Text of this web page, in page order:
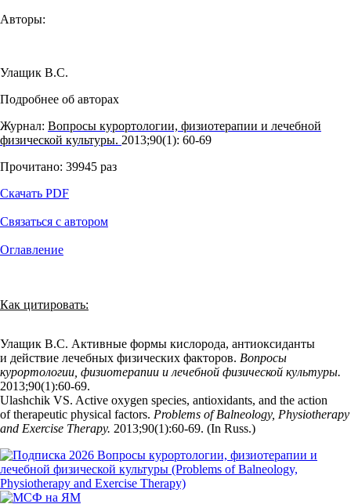
Авторы:
Улащик В.С.
Подробнее об авторах
Журнал: Вопросы курортологии, физиотерапии и лечебной
физической культуры. 2013;90(1): 60‑69
Прочитано: 39945 раз
Скачать PDF
Связаться с автором
Оглавление
Как цитировать:
Улащик В.С. Активные формы кислорода, антиоксиданты
и действие лечебных физических факторов. Вопросы
курортологии, физиотерапии и лечебной физической культуры.
2013;90(1):60‑69.
Ulashchik VS. Active oxygen species, antioxidants, and the action
of therapeutic physical factors. Problems of Balneology, Physiotherapy
and Exercise Therapy. 2013;90(1):60‑69. (In Russ.)